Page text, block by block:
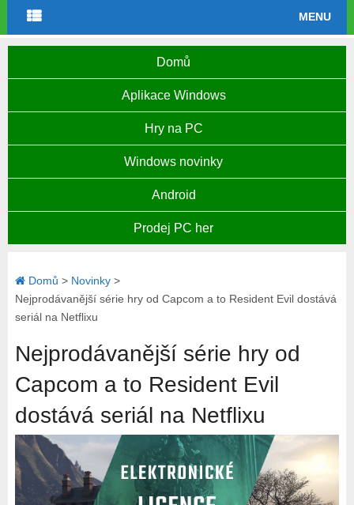
MENU
Domů
Aplikace Windows
Hry na PC
Windows novinky
Android
Prodej PC her
Domů > Novinky>
Nejprodávanější série hry od Capcom a to Resident Evil dostává
seriál na Netflixu
Nejprodávanější série hry od
Capcom a to Resident Evil
dostává seriál na Netflixu